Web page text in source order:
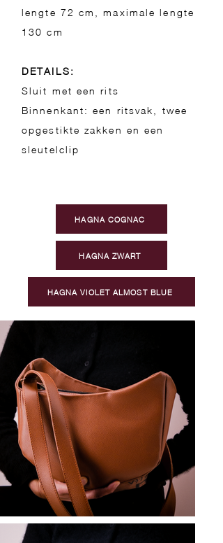
lengte 72 cm, maximale lengte
130 cm
DETAILS:
Sluit met een rits
Binnenkant: een ritsvak, twee
opgestikte zakken en een
sleutelclip​
HAGNA COGNAC
HAGNA ZWART
HAGNA VIOLET ALMOST BLUE